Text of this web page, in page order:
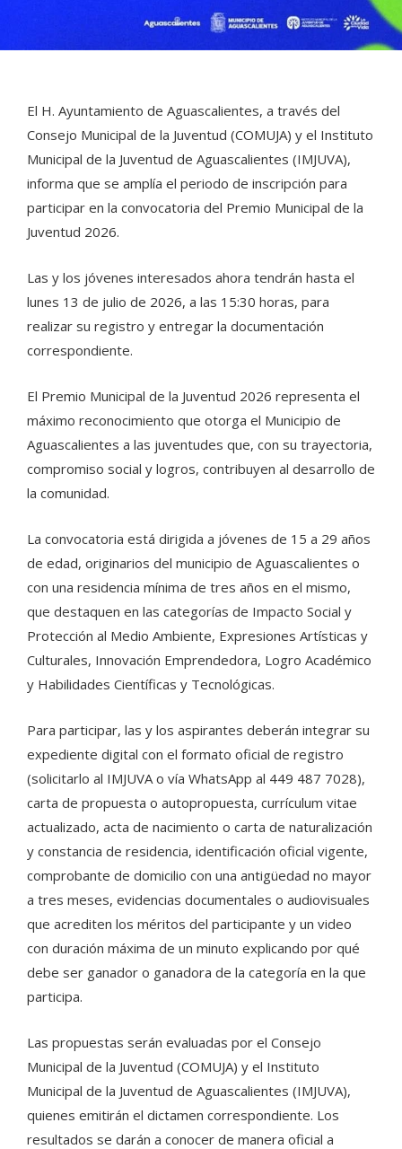
El H. Ayuntamiento de Aguascalientes, a través del
Consejo Municipal de la Juventud (COMUJA) y el Instituto
Municipal de la Juventud de Aguascalientes (IMJUVA),
informa que se amplía el periodo de inscripción para
participar en la convocatoria del Premio Municipal de la
Juventud 2026.
Las y los jóvenes interesados ahora tendrán hasta el
lunes 13 de julio de 2026, a las 15:30 horas, para
realizar su registro y entregar la documentación
correspondiente.
El Premio Municipal de la Juventud 2026 representa el
máximo reconocimiento que otorga el Municipio de
Aguascalientes a las juventudes que, con su trayectoria,
compromiso social y logros, contribuyen al desarrollo de
la comunidad.
La convocatoria está dirigida a jóvenes de 15 a 29 años
de edad, originarios del municipio de Aguascalientes o
con una residencia mínima de tres años en el mismo,
que destaquen en las categorías de Impacto Social y
Protección al Medio Ambiente, Expresiones Artísticas y
Culturales, Innovación Emprendedora, Logro Académico
y Habilidades Científicas y Tecnológicas.
Para participar, las y los aspirantes deberán integrar su
expediente digital con el formato oficial de registro
(solicitarlo al IMJUVA o vía WhatsApp al 449 487 7028),
carta de propuesta o autopropuesta, currículum vitae
actualizado, acta de nacimiento o carta de naturalización
y constancia de residencia, identificación oficial vigente,
comprobante de domicilio con una antigüedad no mayor
a tres meses, evidencias documentales o audiovisuales
que acrediten los méritos del participante y un video
con duración máxima de un minuto explicando por qué
debe ser ganador o ganadora de la categoría en la que
participa.
Las propuestas serán evaluadas por el Consejo
Municipal de la Juventud (COMUJA) y el Instituto
Municipal de la Juventud de Aguascalientes (IMJUVA),
quienes emitirán el dictamen correspondiente. Los
resultados se darán a conocer de manera oficial a